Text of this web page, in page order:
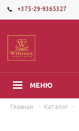
+375-29-9365327
МЕНЮ
Главная - Каталог -